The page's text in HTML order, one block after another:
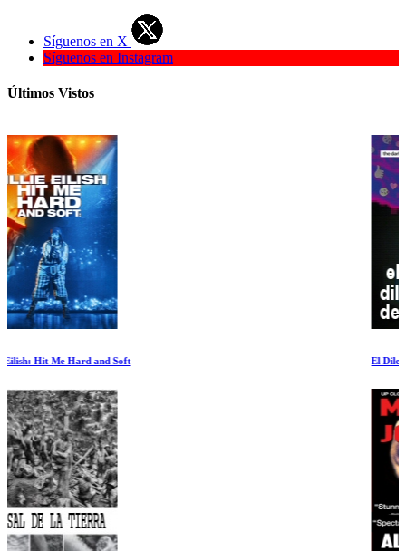
Síguenos en X
Síguenos en Instagram
Últimos Vistos
El Dilema de las Redes